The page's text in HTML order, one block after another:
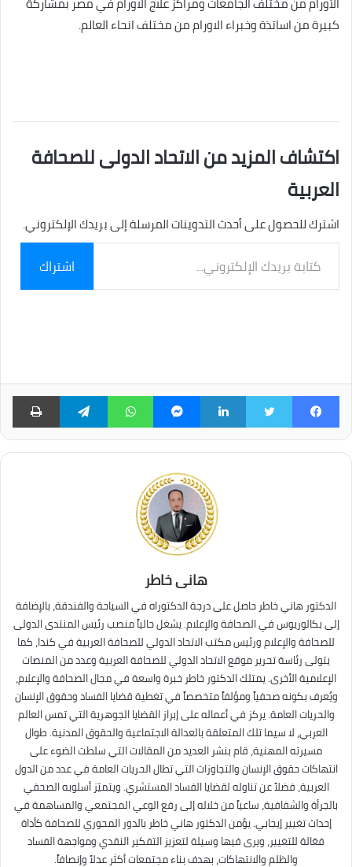
كبيرة من اساتذة وخبراء الاورام من مختلف انحاء العالم.
اكتشاف المزيد من الاتحاد الدولى للصحافة
العربية
اشترك للحصول على أحدث التدوينات المرسلة إلى بريدك الإلكتروني.
بريدك
الإلكتروني...
اشتراك
فيسبوك لينكدإن ماسنجر واتساب تيلقرام
هانى خاطر
الدكتور هاني خاطر حاصل على درجة الدكتوراه في السياحة والفندقة، بالإضافة
إلى بكالوريوس في الصحافة والإعلام. يشغل حالياً منصب رئيس المنتدى الدولى
للصحافة والإعلام ورئيس مكتب الاتحاد الدولي للصحافة العربية في كندا، كما
يتولى رئاسة تحرير موقع الاتحاد الدولي للصحافة العربية وعدد من المنصات
الإعلامية الأخرى. يمتلك الدكتور خاطر خبرة واسعة في مجال الصحافة والإعلام،
ويُعرف بكونه صحفياً ومؤلفاً متخصصاً في تغطية قضايا الفساد وحقوق الإنسان
والحريات العامة. يركز في أعماله على إبراز القضايا الجوهرية التي تمس العالم
العربي، لا سيما تلك المتعلقة بالعدالة الاجتماعية والحقوق المدنية. طوال
مسيرته المهنية، قام بنشر العديد من المقالات التي سلطت الضوء على
انتهاكات حقوق الإنسان والتجاوزات التي تطال الحريات العامة في عدد من الدول
العربية، فضلاً عن تناوله لقضايا الفساد المستشري. ويتميّز أسلوبه الصحفي
بالجرأة والشفافية، ساعياً من خلاله إلى رفع الوعي المجتمعي والمساهمة في
إحداث تغيير إيجابي. يؤمن الدكتور هاني خاطر بالدور المحوري للصحافة كأداة
فعّالة للتغيير، ويرى فيها وسيلة لتعزيز التفكير النقدي ومواجهة الفساد
والظلم والانتهاكات، بهدف بناء مجتمعات أكثر عدلاً وإنصافاً.